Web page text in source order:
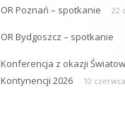
OR Poznań – spotkanie 22
OR Bydgoszcz – spotkanie
Konferencja z okazji
Kontynencji 2026
10